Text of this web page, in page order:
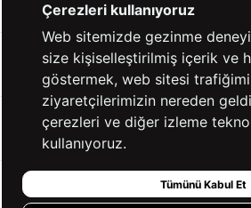
YARDIM
BİZE ULAŞIN
HIZLI ERİŞİM
Çerezleri kullanıyoruz
Web sitemizde gezinme
size kişiselleştirilmiş içerik ve
göstermek, web sitesi
ziyaretçilerimizin nereden
çerezleri ve diğer izleme
kullanıyoruz.
Tümünü Kabul Et